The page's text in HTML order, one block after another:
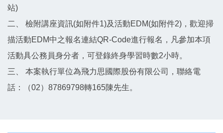
站)
二、 檢附講座資訊(如附件1)及活動EDM(如附件2)，歡迎掃
描活動EDM中之報名連結QR-Code進行報名，凡參加本項
活動具公務員身分者，可登錄終身學習時數2小時。
三、 本案執行單位為飛力思國際股份有限公司，聯絡電
話：（02）87869798轉165陳先生。